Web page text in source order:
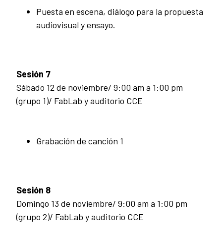
Puesta en escena, diálogo para la propuesta
audiovisual y ensayo.
Sesión 7
Sábado 12 de noviembre/ 9:00 am a 1:00 pm
(grupo 1)/ FabLab y auditorio CCE
Grabación de canción 1
Sesión 8
Domingo 13 de noviembre/ 9:00 am a 1:00 pm
(grupo 2)/ FabLab y auditorio CCE